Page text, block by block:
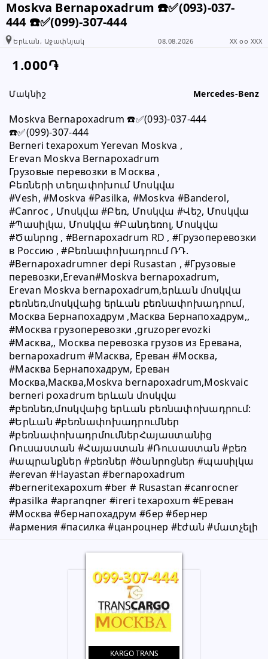
Moskva Bernapoxadrum ️☎️✅(093)-037-
444 ☎️✅(099)-307-444
Երևան, Աջափնյակ 08.08.2026 XX oo XXX
1.000֏
Մակնիշ Mercedes-Benz
Moskva Bernapoxadrum ️☎️✅(093)-037-444
☎️✅(099)-307-444
Berneri texapoxum Yerevan Moskva ,
Erevan Moskva Bernapoxadrum
Грузовые перевозки в Москва ,
Բեռների տեղափոխում Մոսկվա
#Vesh, #Moskva #Pasilka, #Moskva #Banderol,
#Canroc , Մոսկվա #Բեռ, Մոսկվա #Վեշ, Մոսկվա
#Պասիլկա, Մոսկվա #Բանդեռոլ, Մոսկվա
#Ծանրոց , #Bernapoxadrum RD , #Грузоперевозки
в Россию , #Բեռնափոխադրում ՌԴ.
#Bernapoxadrumner depi Rusastan , #Грузовые
перевозки,Erevan#Moskva bernapoxadrum,
Erevan Moskva bernapoxadrum,երևան մոսկվա
բեռնեռ,մոսկվաից երևան բեռնափոխադրում,
Москва Бернапохадрум ,Масква Бернапохадрум,,
#Москва грузоперевозки ,gruzoperevozki
#Масква,, Москва перевозка грузов из Еревана,
bernapoxadrum #Масква, Ереван #Москва,
#Масква Бернапохадрум, Ереван
Москва,Масква,Moskva bernapoxadrum,Moskvaic
berneri poxadrum երևան մոսկվա
#բեռնեռ,մոսկվաից երևան բեռնափոխադրում:
#Երևան #բեռնափոխադրումներ
#բեռնափոխադրմումներՀայաստանից
Ռուսաստան #Հայաստան #Ռուսաստան #բեռ
#ապրանքներ #բեռներ #ծանրոցներ #պասիլկա
#erevan #Hayastan #bernapoxadrum
#berneritexapoxum #ber # Rusastan #canrocner
#pasilka #apranqner #ireri texapoxum #Ереван
#Москва #бернапохадрум #бер #бернер
#армения #пасилка #цанроцнер #էժան #մատչելի
KARGO TRANS
Խնդրում ենք բաժանորդին
տեղեկացնել, որ իր տվյալները
վերցրել եք www.RALLY.am կայքից